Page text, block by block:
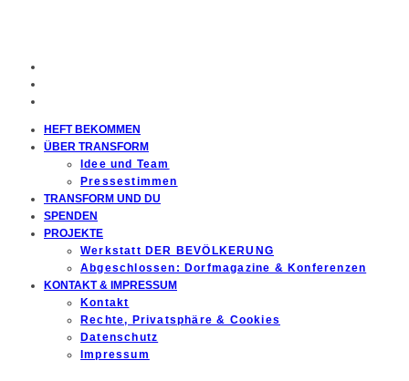
HEFT BEKOMMEN
ÜBER TRANSFORM
Idee und Team
Pressestimmen
TRANSFORM UND DU
SPENDEN
PROJEKTE
Werkstatt DER BEVÖLKERUNG
Abgeschlossen: Dorfmagazine & Konferenzen
KONTAKT & IMPRESSUM
Kontakt
Rechte, Privatsphäre & Cookies
Datenschutz
Impressum